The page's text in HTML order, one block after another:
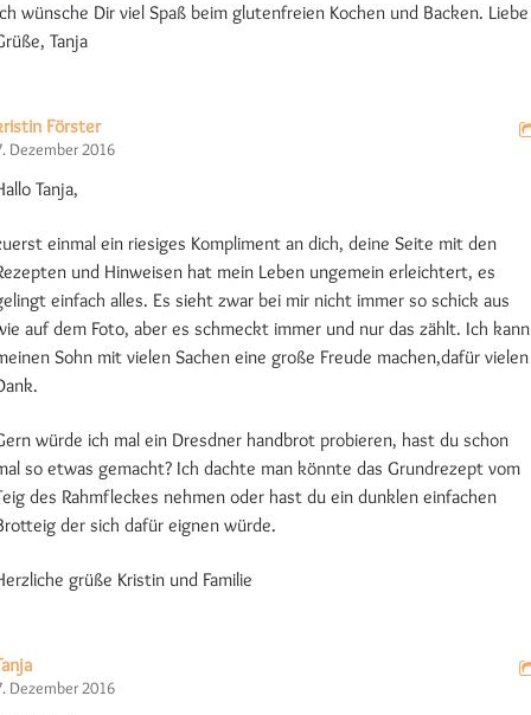
wünsche Dir viel Spaß beim glutenfreien Kochen und Backen. Liebe
Tanja
Förster
Dezember 2016
Tanja,
einmal ein riesiges Kompliment an dich, deine Seite mit den
und Hinweisen hat mein Leben ungemein erleichtert, es
einfach alles. Es sieht zwar bei mir nicht immer so schick aus
auf dem Foto, aber es schmeckt immer und nur das zählt. Ich kann
Sohn mit vielen Sachen eine große Freude machen,dafür vielen
würde ich mal ein Dresdner handbrot probieren, hast du schon
so etwas gemacht? Ich dachte man könnte das Grundrezept vom
des Rahmfleckes nehmen oder hast du ein dunklen einfachen
der sich dafür eignen würde.
grüße Kristin und Familie
Dezember 2016